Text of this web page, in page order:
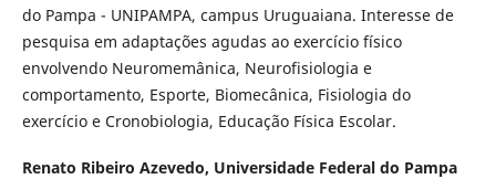
do Pampa - UNIPAMPA, campus Uruguaiana. Interesse de
pesquisa em adaptações agudas ao exercício físico
envolvendo Neuromemânica, Neurofisiologia e
comportamento, Esporte, Biomecânica, Fisiologia do
exercício e Cronobiologia, Educação Física Escolar.
Renato Ribeiro Azevedo, Universidade Federal do Pampa